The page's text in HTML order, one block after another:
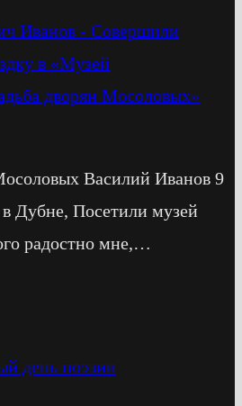
Иванов - Cовершили
в «Музей
дворян Мосоловых»
Василий Иванов 9
Дубне, Посетили музей
радостно мне,…
день поэзии